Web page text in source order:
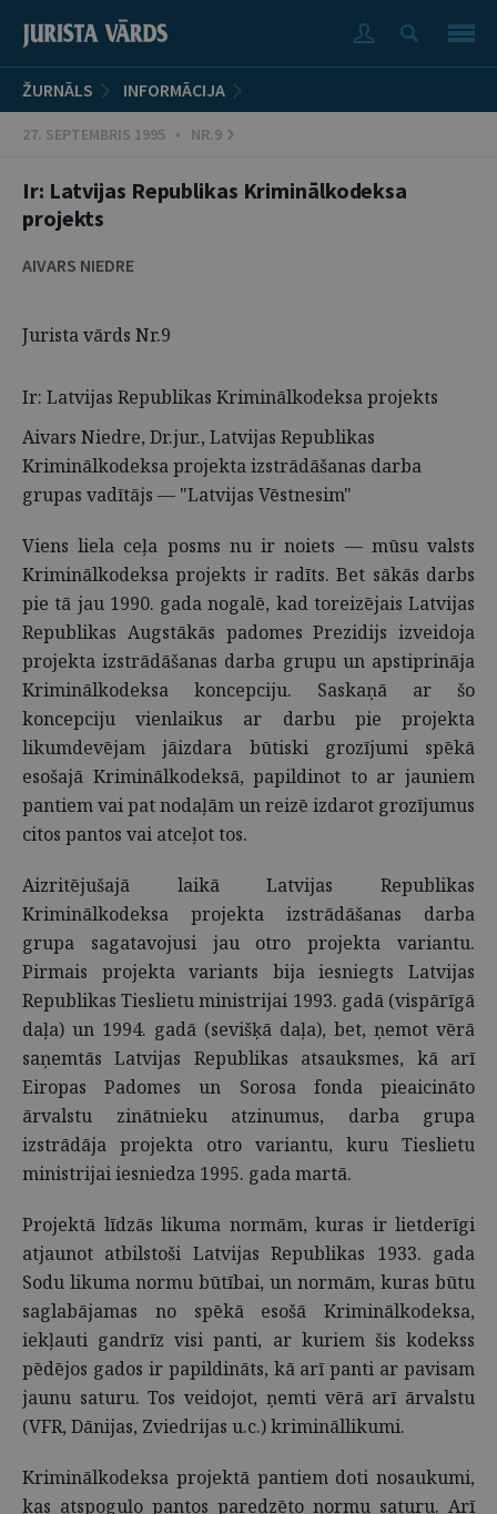
ŽURNĀLS INFORMĀCIJA
27. SEPTEMBRIS 1995 • NR.9
Ir: Latvijas Republikas Kriminālkodeksa
projekts
AIVARS NIEDRE
Jurista vārds Nr.9
Ir: Latvijas Republikas Kriminālkodeksa projekts
Aivars Niedre, Dr.jur., Latvijas Republikas
Kriminālkodeksa projekta izstrādāšanas darba
grupas vadītājs — "Latvijas Vēstnesim"
Viens liela ceļa posms nu ir noiets — mūsu valsts
Kriminālkodeksa projekts ir radīts. Bet sākās darbs
pie tā jau 1990. gada nogalē, kad toreizējais Latvijas
Republikas Augstākās padomes Prezidijs izveidoja
projekta izstrādāšanas darba grupu un apstiprināja
Kriminālkodeksa koncepciju. Saskaņā ar šo
koncepciju vienlaikus ar darbu pie projekta
likumdevējam jāizdara būtiski grozījumi spēkā
esošajā Kriminālkodeksā, papildinot to ar jauniem
pantiem vai pat nodaļām un reizē izdarot grozījumus
citos pantos vai atceļot tos.
Aizritējušajā laikā Latvijas Republikas
Kriminālkodeksa projekta izstrādāšanas darba
grupa sagatavojusi jau otro projekta variantu.
Pirmais projekta variants bija iesniegts Latvijas
Republikas Tieslietu ministrijai 1993. gadā (vispārīgā
daļa) un 1994. gadā (sevišķā daļa), bet, ņemot vērā
saņemtās Latvijas Republikas atsauksmes, kā arī
Eiropas Padomes un Sorosa fonda pieaicināto
ārvalstu zinātnieku atzinumus, darba grupa
izstrādāja projekta otro variantu, kuru Tieslietu
ministrijai iesniedza 1995. gada martā.
Projektā līdzās likuma normām, kuras ir lietderīgi
atjaunot atbilstoši Latvijas Republikas 1933. gada
Sodu likuma normu būtībai, un normām, kuras būtu
saglabājamas no spēkā esošā Kriminālkodeksa,
iekļauti gandrīz visi panti, ar kuriem šis kodekss
pēdējos gados ir papildināts, kā arī panti ar pavisam
jaunu saturu. Tos veidojot, ņemti vērā arī ārvalstu
(VFR, Dānijas, Zviedrijas u.c.) krimināllikumi.
Kriminālkodeksa projektā pantiem doti nosaukumi,
kas atspoguļo pantos paredzēto normu saturu. Arī